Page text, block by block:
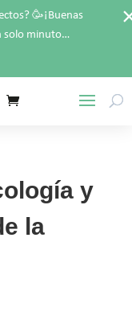
y
la
🥳¡Buenas
solo minuto…